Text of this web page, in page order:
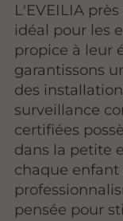
L'EVEILIA
idéal pour les
propice à leur
garantissons
des
surveillance
certifiées
dans la petite
chaque
pensée pour